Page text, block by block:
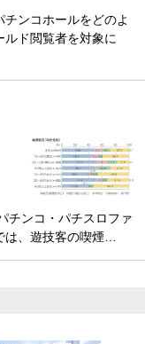
ンコホールをどのよ
ド閲覧者を対象に
チンコ・パチスロファ
は、遊技客の喫煙…